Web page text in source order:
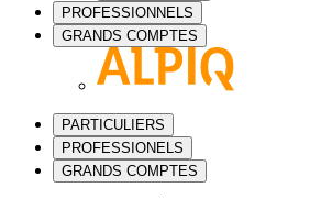
PROFESSIONNELS
GRANDS COMPTES
PARTICULIERS
PROFESSIONELS
GRANDS COMPTES